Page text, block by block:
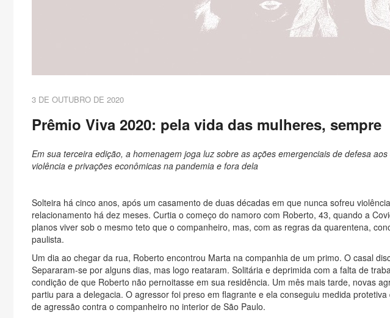
3 DE OUTUBRO DE 2020
Prêmio Viva 2020: pela vida das mulheres, sempre
Em sua terceira edição, a homenagem joga luz sobre as ações emergenciais de defesa
violência e privações econômicas na pandemia e fora dela
Solteira há cinco anos, após um casamento de duas décadas em que nunca sofreu
relacionamento há dez meses. Curtia o começo do namoro com Roberto, 43, quando a
planos viver sob o mesmo teto que o companheiro, mas, com as regras da quarentena,
paulista.
Um dia ao chegar da rua, Roberto encontrou Marta na companhia de um primo. O casal
Separaram-se por alguns dias, mas logo reataram. Solitária e deprimida com a falta de
condição de que Roberto não pernoitasse em sua residência. Um mês mais tarde, novas
partiu para a delegacia. O agressor foi preso em flagrante e ela conseguiu medida
de agressão contra o companheiro no interior de São Paulo.